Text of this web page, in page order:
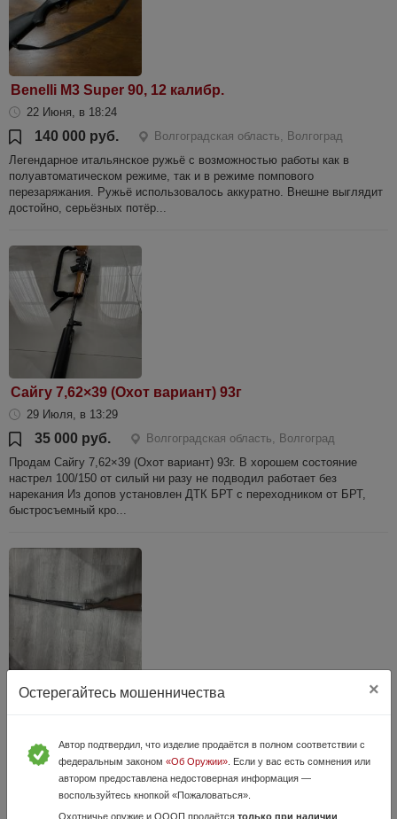
Benelli M3 Super 90, 12 калибр.
22 Июня, в 18:24
140 000 руб.
Волгоградская область, Волгоград
Легендарное итальянское ружьё с возможностью работы как в
полуавтоматическом режиме, так и в режиме помпового
перезаряжания. Ружьё использовалось аккуратно. Внешне выглядит
достойно, серьёзных потёр...
Сайгу 7,62×39 (Охот вариант) 93г
29 Июля, в 13:29
35 000 руб.
Волгоградская область, Волгоград
Продам Сайгу 7,62×39 (Охот вариант) 93г. В хорошем состояние
настрел 100/150 от силый ни разу не подводил работает без
нарекания Из допов установлен ДТК БРТ с переходником от БРТ,
быстросъемный кро...
Sauer 8 Зауер Зауэр
15 000 руб.
Волгоградская область
Sauer 8 (Зауер), калибр 16х70, 1947г/в, шатов нет, сыпь в стволах на
бой не влияет
Остерегайтесь мошенничества ×
Автор подтвердил, что изделие продаётся в полном соответствии с
федеральным законом «Об Оружии». Если у вас есть сомнения или
автором предоставлена недостоверная информация —
воспользуйтесь кнопкой «Пожаловаться».
Охотничье оружие и ОООП продаётся только при наличии